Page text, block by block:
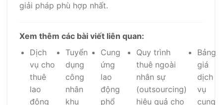
giải pháp phù hợp nhất.
Xem thêm các bài viết liên quan:
Dịch
vụ cho
thuê
lao
động
Tuyển
dụng
công
nhân
khu
Cung
ứng
lao
động
phổ
Quy trình
thuê ngoài
nhân sự
(outsourcing)
hiệu quả cho
Bảng
giá
dịch
vụ
cung